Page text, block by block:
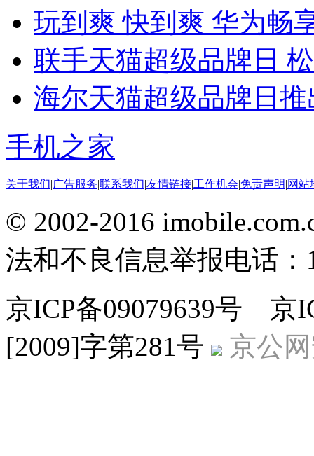
玩到爽 快到爽 华为畅
联手天猫超级品牌日
海尔天猫超级品牌日推
手机之家
关于我们|广告服务|联系我们|友情链接|工作机会|免责声明|网站
© 2002-2016
法和不良信息举报电话：
京ICP备09079639号 京
[2009]字第281号
京公